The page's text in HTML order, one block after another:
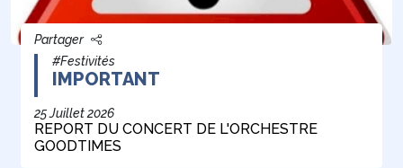
Partager
#Festivités
IMPORTANT
25 Juillet 2026
REPORT DU CONCERT DE L'ORCHESTRE
GOODTIMES